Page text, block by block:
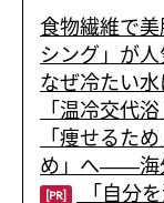
食物繊維で
シング」が
なぜ冷たい
「温冷交代
「痩せるた
め」へ――海
[PR]
「自分